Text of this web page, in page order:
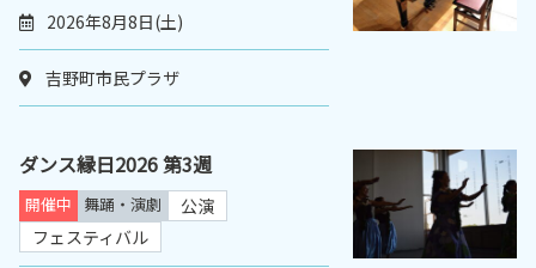
2026年8月8日(土)
吉野町市民プラザ
ダンス縁日2026 第3週
開催中 舞踊・演劇
公演
フェスティバル